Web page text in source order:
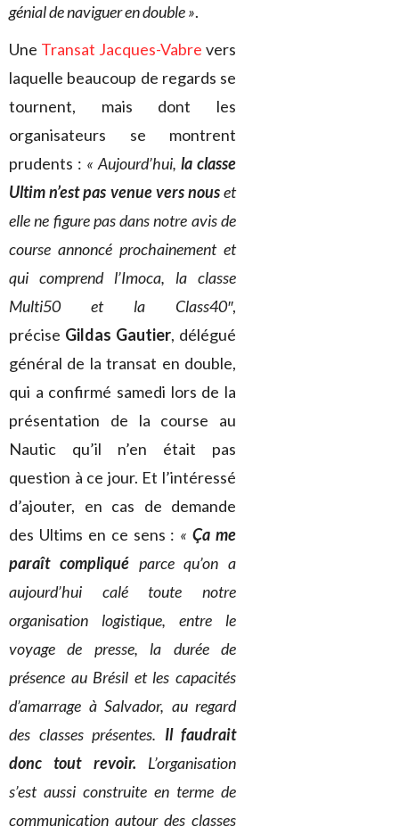
génial de naviguer en double ».
Une Transat Jacques-Vabre vers
laquelle beaucoup de regards se
tournent, mais dont les
organisateurs se montrent
prudents : « Aujourd’hui, la classe
Ultim n’est pas venue vers nouset
elle ne figure pas dans notre avis de
course annoncé prochainement et
qui comprend l’Imoca, la classe
Multi50 et la Class40″,
précise Gildas Gautier, délégué
général de la transat en double,
qui a confirmé samedi lors de la
présentation de la course au
Nautic qu’il n’en était pas
question à ce jour. Et l’intéressé
d’ajouter, en cas de demande
des Ultims en ce sens : «Ça me
paraît compliquéparce qu’on a
aujourd’hui calé toute notre
organisation logistique, entre le
voyage de presse, la durée de
présence au Brésil et les capacités
d’amarrage à Salvador, au regard
des classes présentes. Il faudrait
donc tout revoir. L’organisation
s’est aussi construite en terme de
communication autour des classes